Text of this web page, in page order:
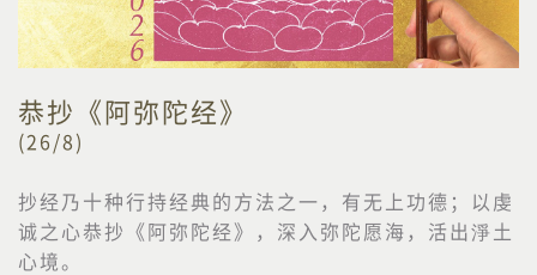
恭抄《阿弥陀经》
(26/8)
抄经乃十种行持经典的方法之一，有无上功德；以虔
诚之心恭抄《阿弥陀经》，深入弥陀愿海，活出淨土
心境。